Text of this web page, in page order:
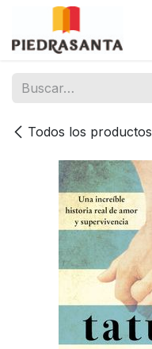
Ir al contenido
Todos los productos